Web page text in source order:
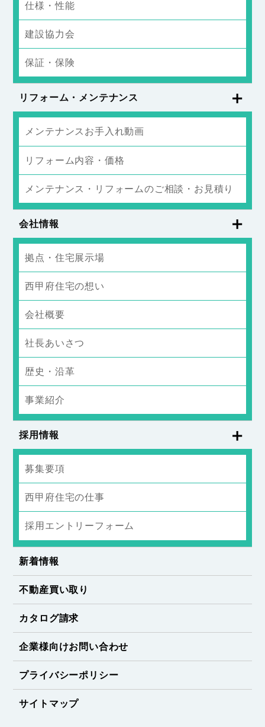
仕様・性能
建設協力会
保証・保険
リフォーム・メンテナンス
メンテナンスお手入れ動画
リフォーム内容・価格
メンテナンス・リフォームのご相談・お見積り
会社情報
拠点・住宅展示場
西甲府住宅の想い
会社概要
社長あいさつ
歴史・沿革
事業紹介
採用情報
募集要項
西甲府住宅の仕事
採用エントリーフォーム
新着情報
不動産買い取り
カタログ請求
企業様向けお問い合わせ
プライバシーポリシー
サイトマップ